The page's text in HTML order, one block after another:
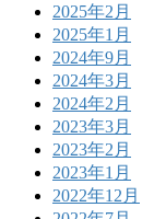
2025年2月
2025年1月
2024年9月
2024年3月
2024年2月
2023年3月
2023年2月
2023年1月
2022年12月